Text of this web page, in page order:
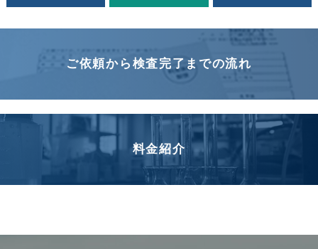
ご依頼から検査完了までの流れ
料金紹介